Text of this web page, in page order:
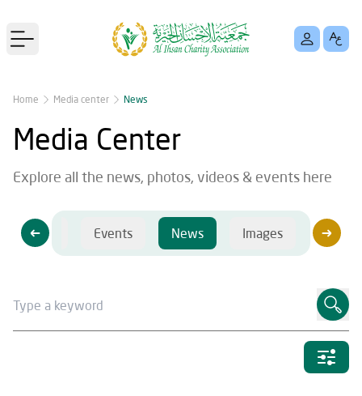
Open main menu
Home Media center News
Media Center
Explore all the news, photos, videos & events here
Videos Events News Images Videos